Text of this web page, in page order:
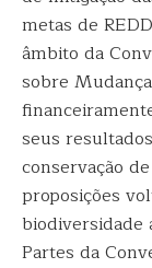
metas de
âmbito da
sobre
seus
conservação
proposições
biodiversidade
Partes da